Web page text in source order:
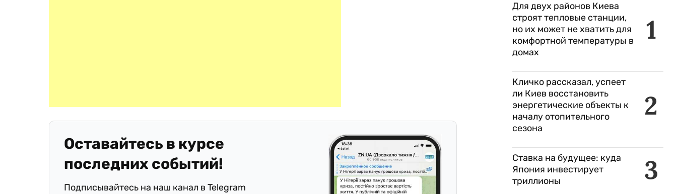
Оставайтесь в курсе
последних событий!
Подписывайтесь на наш канал в Telegram
1
Для двух районов Киева
строят тепловые станции,
но их может не хватить для
комфортной температуры в
домах
2
Кличко рассказал, успеет
ли Киев восстановить
энергетические объекты к
началу отопительного
сезона
3
Ставка на будущее: куда
Япония инвестирует
триллионы